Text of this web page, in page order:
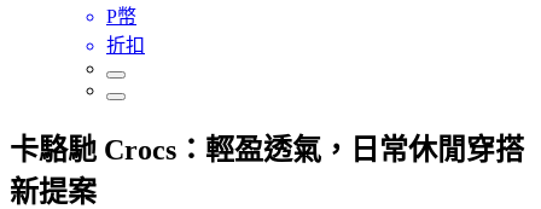
P幣
折扣
卡駱馳 Crocs：輕盈透氣，日常休閒穿搭
新提案